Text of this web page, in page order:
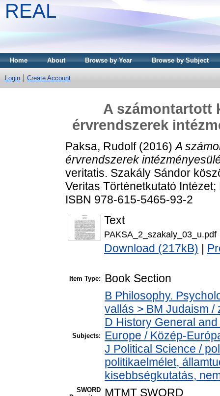
REAL
Home About Browse by Year Browse by Subject
Login Create Account
A számontartott
érvrendszerek
Paksa, Rudolf(2016)A
érvrendszerek
veritatis. Szakály Sándor
Veritas Történetkutató
ISBN 978-615-5465-93-2
Text
PAKSA_2_szakaly_03_u.pdf
Download (217kB)
Item Type: Book Section
Subjects:
B Philosophy.
vallás > BM Judaism /
D History General
Europe / Közép-
J Political Science /
politikaelmélet,
kisebbségkutatás,
SWORD MTMT SWORD